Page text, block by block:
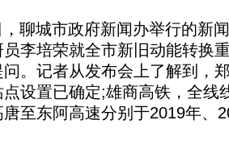
城市政府新闻办举行的新闻
李培荣就全市新旧动能转换
。记者从发布会上了解到，
设置已确定;雄商高铁，全线
至东阿高速分别于2019年、